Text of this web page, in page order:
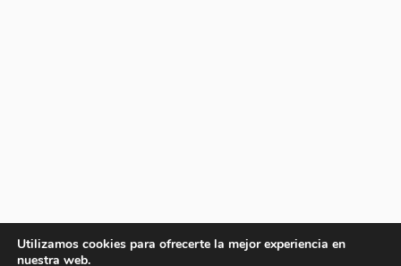
Utilizamos cookies para ofrecerte la mejor experiencia en
nuestra web.